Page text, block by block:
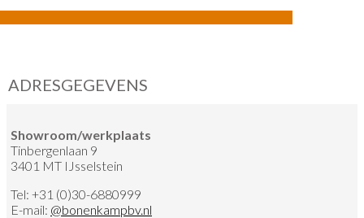
ADRESGEGEVENS
Showroom/werkplaats
Tinbergenlaan 9
3401 MT IJsselstein
Tel: +31 (0)30-6880999
E-mail: @bonenkampbv.nl